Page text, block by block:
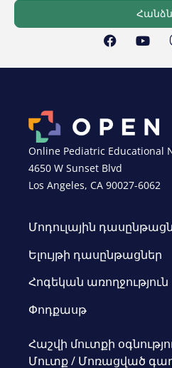
Online Pediatric Educational
4650 W Sunset Blvd
Los Angeles, CA 90027-6062
Մոդուլային
Ելույթի դասընթացներ
Հոգեկան առողջություն
Փոդքասթ
Հաշվի մուտքի
Մուտք / Մոռացված